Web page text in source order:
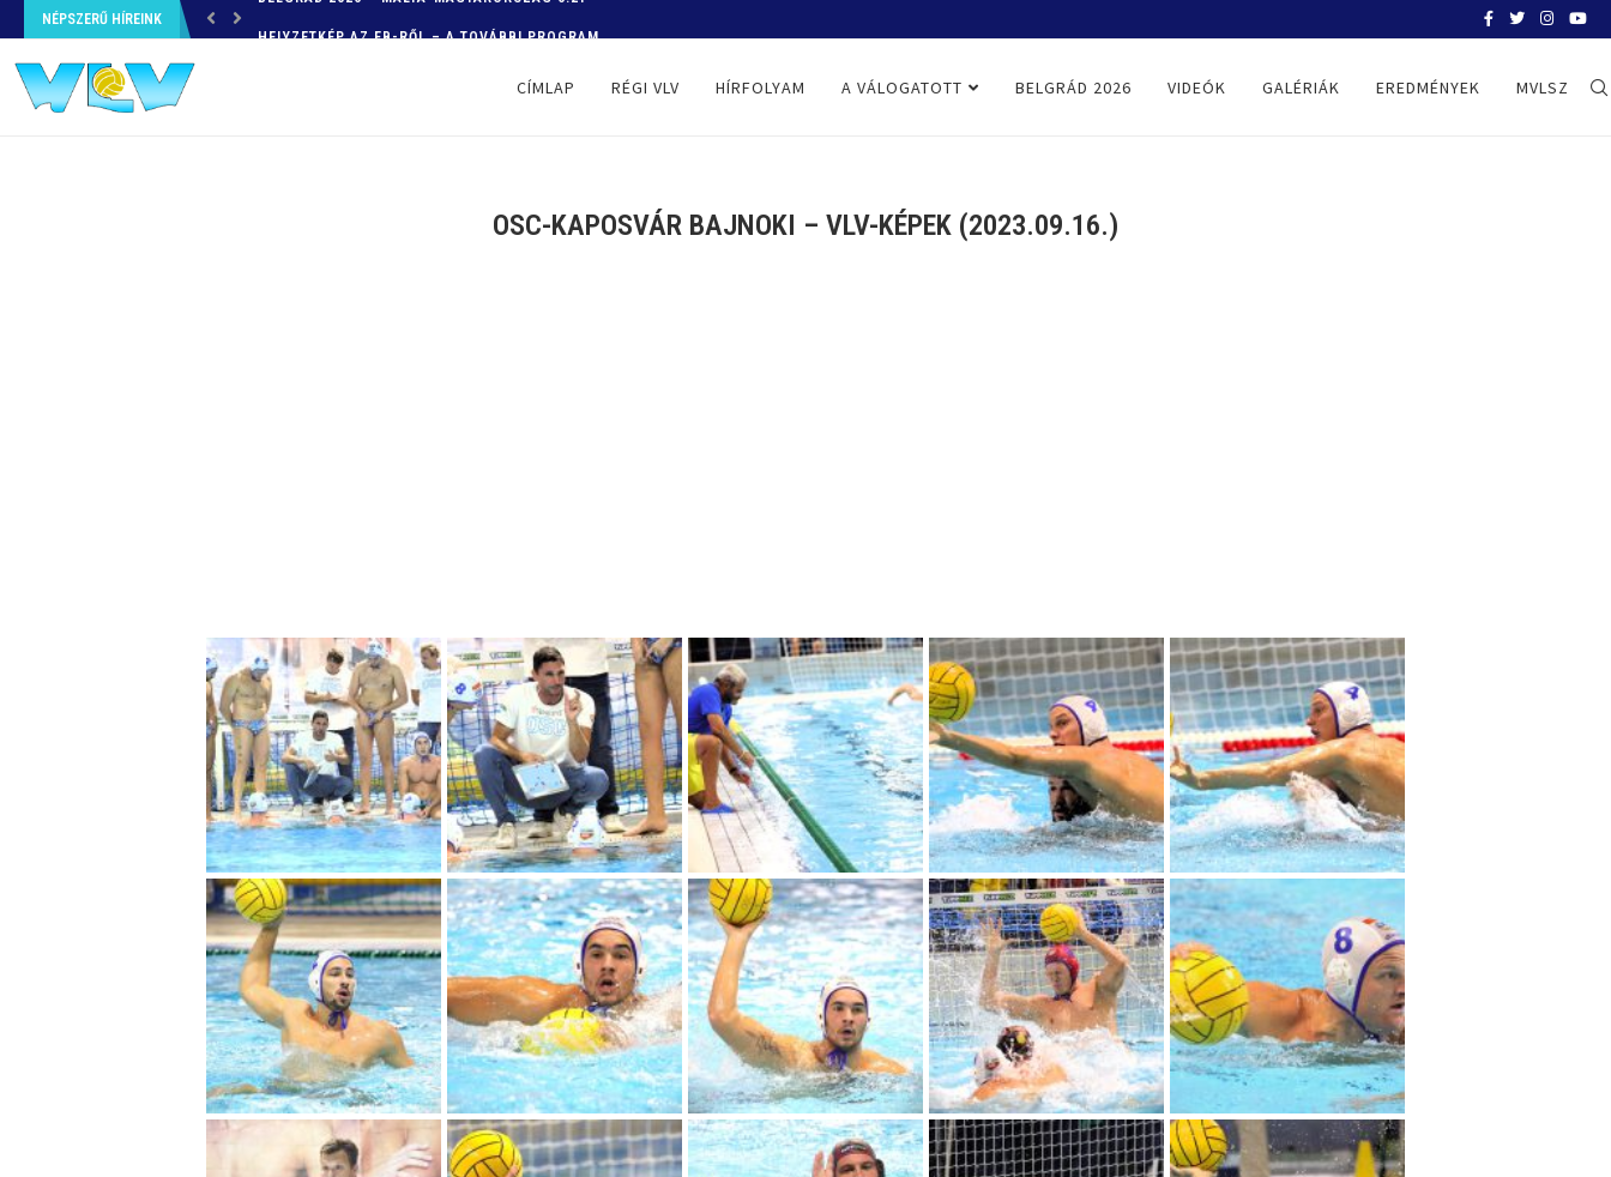
NÉPSZERŰ HÍREINK
CÍMLAP RÉGI VLV HÍRFOLYAM A VÁLOGATOTT BELGRÁD 2026 VIDEÓK GALÉRIÁK EREDMÉNYEK MVLSZ
OSC-KAPOSVÁR BAJNOKI – VLV-KÉPEK (2023.09.16.)